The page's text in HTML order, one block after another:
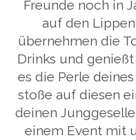
Freunde noch in
auf den
übernehmen die
Drinks und
es die Perle
stoße auf diesen
deinen
einem Event mit